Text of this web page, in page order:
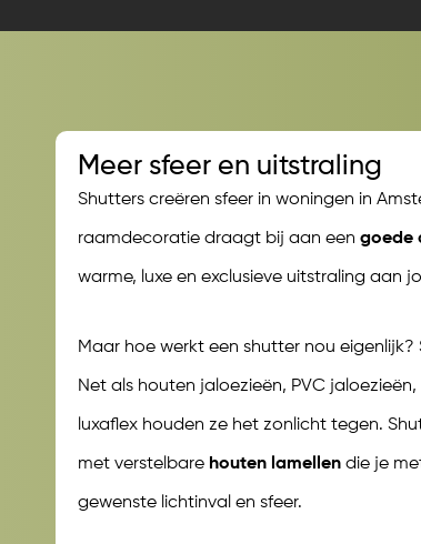
Meer sfeer en uitstraling
Shutters creëren sfeer in woningen in
raamdecoratie draagt bij aan een goede
warme, luxe en exclusieve uitstraling aan
Maar hoe werkt een shutter nou
Net als houten jaloezieën, PVC
luxaflex houden ze het zonlicht tegen.
met verstelbare houten lamellen die je
gewenste lichtinval en sfeer.